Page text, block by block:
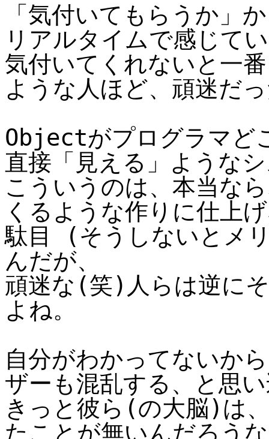
「気付いてもらうか」
リアルタイムで感じて
気付いてくれないと一
ような人ほど、頑迷だ
Objectがプログラマど
直接「見える」ような
こういうのは、本当な
くるような作りに仕上
駄目 (そうしないとメ
んだが、
頑迷な(笑)人らは逆に
よね。
自分がわかってないか
ザーも混乱する、と思
きっと彼ら(の大脳)は
たことが無いんだろう